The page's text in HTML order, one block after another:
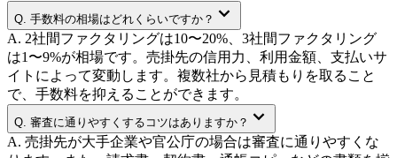
Q. 手数料の相場はどれくらいですか？
A. 2社間ファクタリングは10〜20%、3社間ファクタリング
は1〜9%が相場です。売掛先の信用力、利用金額、支払いサ
イトによって変動します。複数社から見積もりを取ること
で、手数料を抑えることができます。
Q. 審査に通りやすくするコツはありますか？
A. 売掛先が大手企業や官公庁の場合は審査に通りやすくな